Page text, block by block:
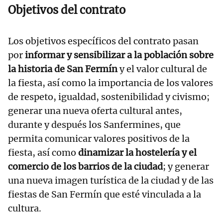
Objetivos del contrato
Los objetivos específicos del contrato pasan
porinformar y sensibilizar a la población sobre
la historia de San Fermíny el valor cultural de
la fiesta, así como la importancia de los valores
de respeto, igualdad, sostenibilidad y civismo;
generar una nueva oferta cultural antes,
durante y después los Sanfermines, que
permita comunicar valores positivos de la
fiesta, así como dinamizar la hostelería y el
comercio de los barrios de la ciudad; y generar
una nueva imagen turística de la ciudad y de las
fiestas de San Fermín que esté vinculada a la
cultura.